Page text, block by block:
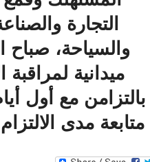
التجارة
والسياحة، صباح
ميدانية لمراقبة
مع أول
مدى الالتزام بأ